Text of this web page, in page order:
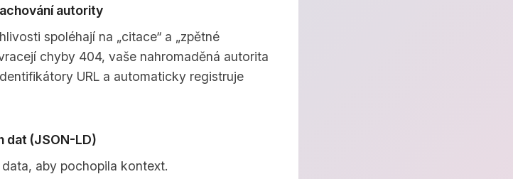
autority
spoléhají na „citace“ a „zpětné
chyby 404, vaše nahromaděná autorita
URL a automaticky registruje
dat (JSON-LD)
aby pochopila kontext.